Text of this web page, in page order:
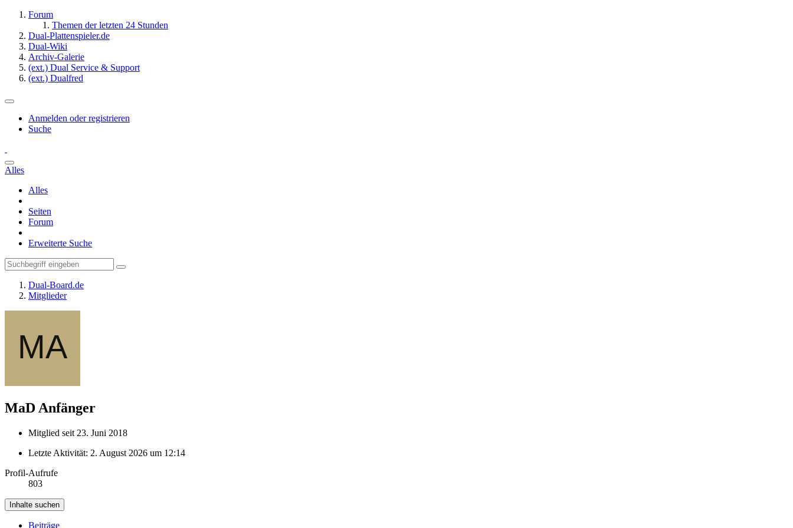
Forum
Themen der letzten 24 Stunden
Dual-Plattenspieler.de
Dual-Wiki
Archiv-Galerie
(ext.) Dual Service & Support
(ext.) Dualfred
Anmelden oder registrieren
Suche
Alles
Alles
Seiten
Forum
Erweiterte Suche
Dual-Board.de
Mitglieder
MaD Anfänger
Mitglied seit 23. Juni 2018
Letzte Aktivität: 2. August 2026 um 12:14
Profil-Aufrufe
803
Inhalte suchen
Beiträge